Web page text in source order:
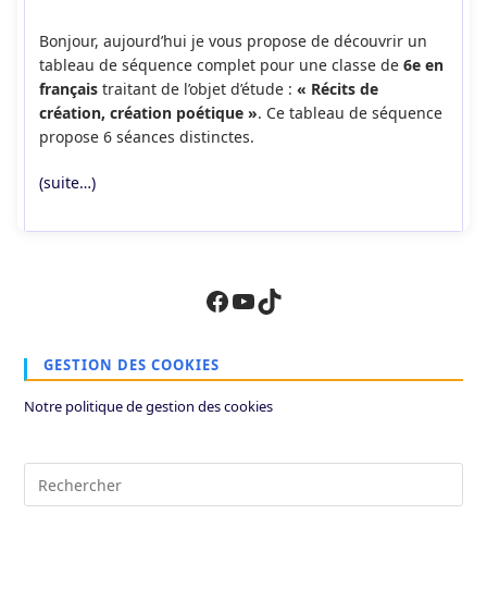
publication :
Bonjour, aujourd’hui je vous propose de découvrir un
tableau de séquence complet pour une classe de 6e en
françaistraitant de l’objet d’étude : « Récits de
création, création poétique ». Ce tableau de séquence
propose 6 séances distinctes.
(suite…)
Facebook
YouTube
TikTok
GESTION DES COOKIES
Notre politique de gestion des cookies